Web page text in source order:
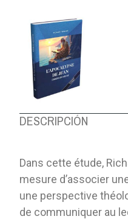
DESCRIPCIÓN
Dans cette étude,
mesure d’associer
une perspective
de communiquer au